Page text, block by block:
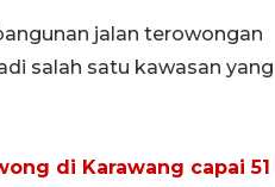
jalan terowongan
salah satu kawasan yang
di Karawang capai 51